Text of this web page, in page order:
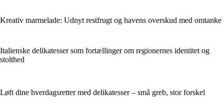
Kreativ marmelade: Udnyt restfrugt og havens overskud med omtanke
Italienske delikatesser som fortællinger om regionernes identitet og
stolthed
Løft dine hverdagsretter med delikatesser – små greb, stor forskel